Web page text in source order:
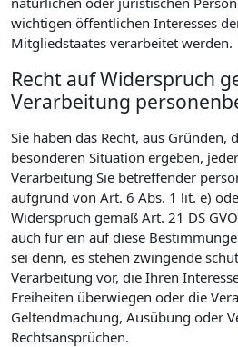
wichtigen öffentlichen Interesses
Mitgliedstaates verarbeitet werden.
Recht auf Widerspruch
Verarbeitung
Sie haben das Recht, aus Gründen,
besonderen Situation ergeben,
Verarbeitung Sie betreffender
aufgrund von Art. 6 Abs. 1 lit. e)
Widerspruch gemäß Art. 21 DS
auch für ein auf diese
sei denn, es stehen zwingende
Verarbeitung vor, die Ihren
Freiheiten überwiegen oder die
Geltendmachung, Ausübung oder
Rechtsansprüchen.